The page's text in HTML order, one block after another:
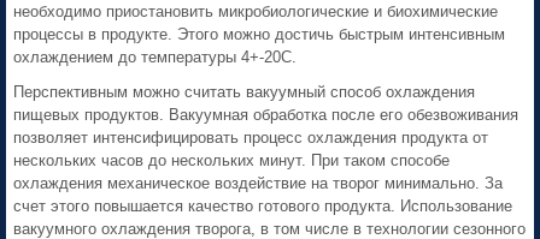
необходимо приостановить микробиологические и биохимические
процессы в продукте. Этого можно достичь быстрым интенсивным
охлаждением до температуры 4+-20С.
Перспективным можно считать вакуумный способ охлаждения
пищевых продуктов. Вакуумная обработка после его обезвоживания
позволяет интенсифицировать процесс охлаждения продукта от
нескольких часов до нескольких минут. При таком способе
охлаждения механическое воздействие на творог минимально. За
счет этого повышается качество готового продукта. Использование
вакуумного охлаждения творога, в том числе в технологии сезонного